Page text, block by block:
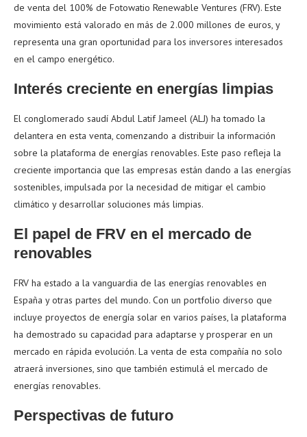
de venta del 100% de Fotowatio Renewable Ventures (FRV). Este
movimiento está valorado en más de 2.000 millones de euros, y
representa una gran oportunidad para los inversores interesados
en el campo energético.
Interés creciente en energías limpias
El conglomerado saudí Abdul Latif Jameel (ALJ) ha tomado la
delantera en esta venta, comenzando a distribuir la información
sobre la plataforma de energías renovables. Este paso refleja la
creciente importancia que las empresas están dando a las energías
sostenibles, impulsada por la necesidad de mitigar el cambio
climático y desarrollar soluciones más limpias.
El papel de FRV en el mercado de
renovables
FRV ha estado a la vanguardia de las energías renovables en
España y otras partes del mundo. Con un portfolio diverso que
incluye proyectos de energía solar en varios países, la plataforma
ha demostrado su capacidad para adaptarse y prosperar en un
mercado en rápida evolución. La venta de esta compañía no solo
atraerá inversiones, sino que también estimulá el mercado de
energías renovables.
Perspectivas de futuro